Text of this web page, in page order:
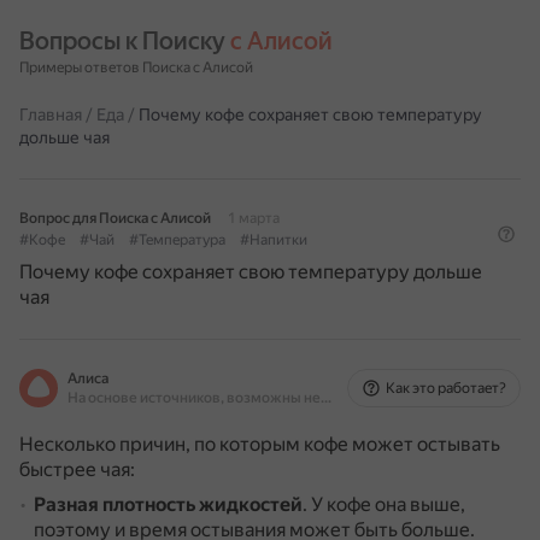
Вопросы к Поиску с Алисой
Примеры ответов Поиска с Алисой
Главная / Еда / Почему кофе сохраняет свою температуру
дольше чая
Вопрос для Поиска с Алисой
1 марта
#Кофе
#Чай #Температура #Напитки
Почему кофе сохраняет свою температуру дольше
чая
Алиса
На основе источников, возможны неточности
Как это работает?
Несколько причин, по которым кофе может остывать
быстрее чая:
Разная плотность жидкостей. У кофе она выше,
поэтому и время остывания может быть больше.